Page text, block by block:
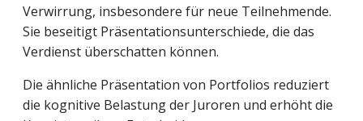
Verwirrung, insbesondere für neue Teilnehmende.
Sie beseitigt Präsentationsunterschiede, die das
Verdienst überschatten können.
Die ähnliche Präsentation von Portfolios reduziert
die kognitive Belastung der Juroren und erhöht die